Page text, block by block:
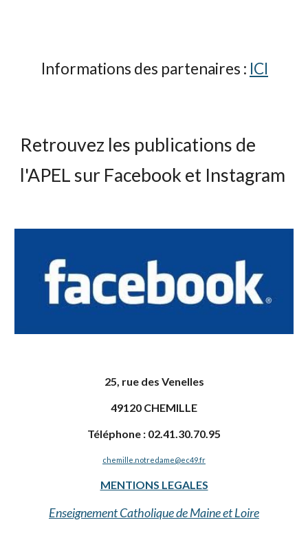
Informations des partenaires : ICI
Retrouvez les publications de
l'APEL sur Facebook et Instagram
25, rue des Venelles
49120 CHEMILLE
Téléphone : 02.41.30.70.95
chemille.notredame@ec49.fr
MENTIONS LEGALES
Enseignement Catholique de Maine et Loire